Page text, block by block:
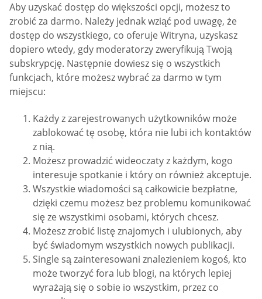
Aby uzyskać dostęp do większości opcji, możesz to
zrobić za darmo. Należy jednak wziąć pod uwagę, że
dostęp do wszystkiego, co oferuje Witryna, uzyskasz
dopiero wtedy, gdy moderatorzy zweryfikują Twoją
subskrypcję. Następnie dowiesz się o wszystkich
funkcjach, które możesz wybrać za darmo w tym
miejscu:
Każdy z zarejestrowanych użytkowników może
zablokować tę osobę, która nie lubi ich kontaktów
z nią.
Możesz prowadzić wideoczaty z każdym, kogo
interesuje spotkanie i który on również akceptuje.
Wszystkie wiadomości są całkowicie bezpłatne,
dzięki czemu możesz bez problemu komunikować
się ze wszystkimi osobami, których chcesz.
Możesz zrobić listę znajomych i ulubionych, aby
być świadomym wszystkich nowych publikacji.
Single są zainteresowani znalezieniem kogoś, kto
może tworzyć fora lub blogi, na których lepiej
wyrażają się o sobie io wszystkim, przez co